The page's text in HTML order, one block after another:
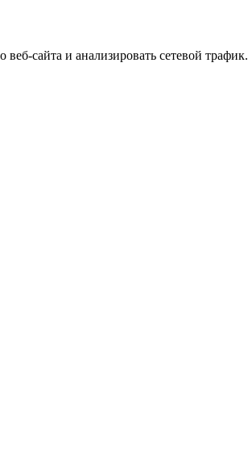
сайта и анализировать сетевой трафик.